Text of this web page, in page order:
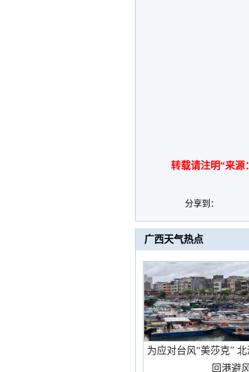
转载请注明“来源
分享到：
广西天气热点
为应对台风“美莎克”
回港避